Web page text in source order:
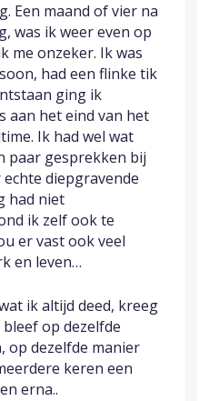
Een maand of vier na
was ik weer even op
me onzeker. Ik was
had een flinke tik
ging ik
aan het eind van het
Ik had wel wat
paar gesprekken bij
diepgravende
had niet
ik zelf ook te
er vast ook veel
en leven…
ik altijd deed, kreeg
op dezelfde
op dezelfde manier
keren een
erna..